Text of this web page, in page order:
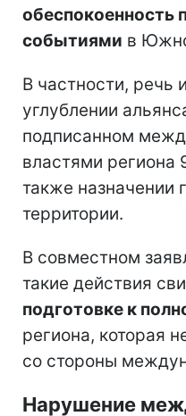
обеспокоенность
событиями в
В частности, речь
углублении
подписанном
властями региона
также назначении
территории.
В совместном
такие действия
подготовке к
региона, которая
со стороны
Нарушение